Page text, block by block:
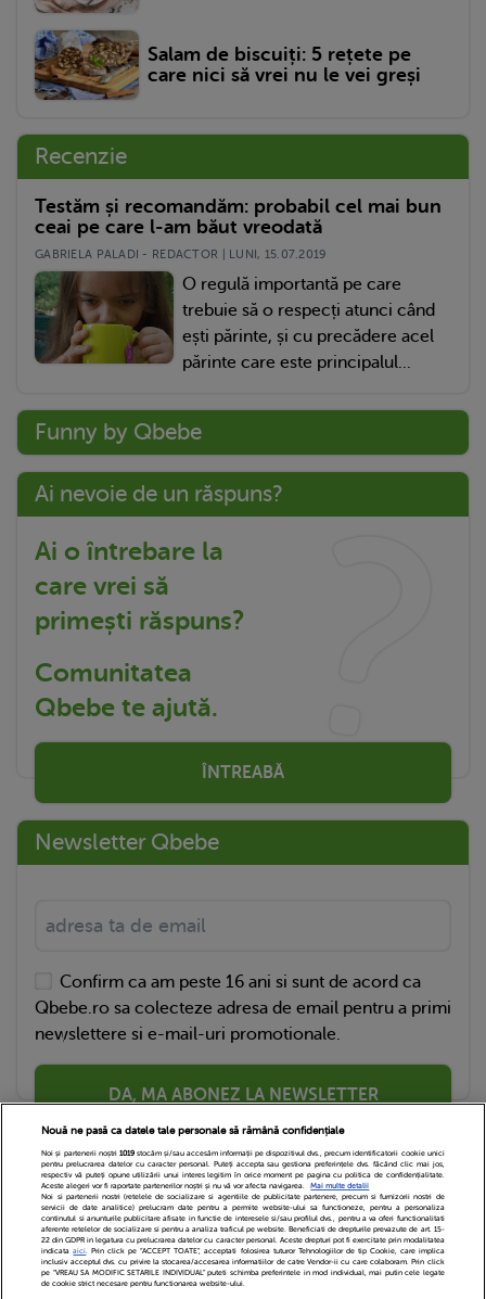
Salam de biscuiți: 5 rețete pe
care nici să vrei nu le vei greși
Recenzie
Testăm și recomandăm: probabil cel mai bun
ceai pe care l-am băut vreodată
GABRIELA PALADI - REDACTOR | LUNI, 15.07.2019
O regulă importantă pe care
trebuie să o respecți atunci când
ești părinte, și cu precădere acel
părinte care este principalul...
Funny by Qbebe
Ai nevoie de un răspuns?
Ai o întrebare la
care vrei să
primești răspuns?
Comunitatea
Qbebe te ajută.
ÎNTREABĂ
Newsletter Qbebe
Confirm ca am peste 16 ani si sunt de acord ca
Qbebe.ro sa colecteze adresa de email pentru a primi
newslettere si e-mail-uri promotionale.
DA, MA ABONEZ LA NEWSLETTER
Echipa Editoriala Newsletter
Contact
Nouă ne pasă ca datele tale personale să rămână confidențiale
Noi și partenerii noștri 1019stocăm și/sau accesăm informații pe dispozitivul dvs., precum identificatorii cookie unici
pentru prelucrarea datelor cu caracter personal. Puteți accepta sau gestiona preferințele dvs. făcând clic mai jos,
respectiv vă puteți opune utilizării unui interes legitim în orice moment pe pagina cu politica de confidențialitate.
Aceste alegeri vor fi raportate partenerilor noștri și nu vă vor afecta navigarea.
Mai multe detalii
Noi si partenerii nostri (retelele de socializare si agentiile de publicitate partenere, precum si furnizorii nostri de
servicii de date analitice) prelucram date pentru a permite website-ului sa functioneze, pentru a personaliza
continutul si anunturile publicitare afisate in functie de interesele si/sau profilul dvs., pentru a va oferi functionalitati
aferente retelelor de socializare si pentru a analiza traficul pe website. Beneficiati de drepturile prevazute de art. 15-
22 din GDPR in legatura cu prelucrarea datelor cu caracter personal. Aceste drepturi pot fi exercitate prin modalitatea
indicataaici. Prin click pe “ACCEPT TOATE”, acceptati folosirea tuturor Tehnologiilor de tip Cookie, care implica
inclusiv acceptul dvs. cu privire la stocarea/accesarea informatiilor de catre Vendor-ii cu care colaboram. Prin click
pe “VREAU SA MODIFIC SETARILE INDIVIDUAL” puteti schimba preferintele in mod individual, mai putin cele legate
de cookie strict necesare pentru functionarea website-ului.